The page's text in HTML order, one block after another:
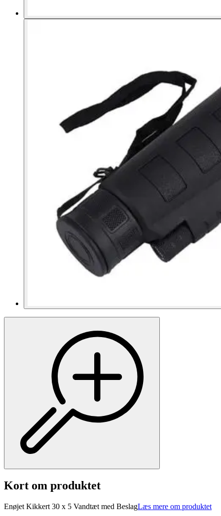
Kort om produktet
Enøjet Kikkert 30 x 5 Vandtæt med BeslagLæs mere om produktet